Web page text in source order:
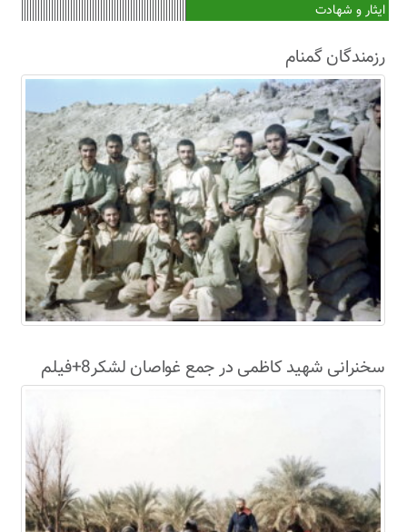
ایثار و شهادت
رزمندگان گمنام
سخنرانی شهید کاظمی در جمع غواصان لشکر8+فیلم